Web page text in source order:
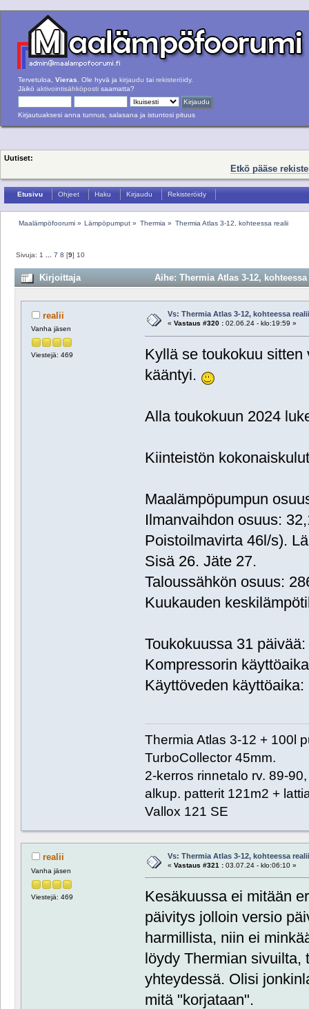
Tervetuloa, Vieras . Ole hyvä ja kirjaudu tai rekisteröidy.
Jäikö aktivointisähköposti saamatta?
Kirjautuaksesi anna tunnus, salasana ja istuntosi pituus
Uutiset:
Etkö pääse
Etusivu Ohjeet Haku Kirjaudu Rekisteröidy
Maalämpöfoorumi» Lämpöpumput » Thermia » Thermia Atlas 3-12, kohteessa realii
Sivuja: 1 ...7 8 [9] 10
Kirjoittaja Aihe: Thermia Atlas 3-12,
realii
Vanha jäsen
Viestejä: 469
Vs: Thermia Atlas 3-12, kohteessa realii
« Vastaus #320 :02.06.24 - klo:19:59 »
Kyllä se toukokuu
kääntyi.
Alla toukokuun 2024
Kiinteistön
Maalämpöpumpun
Ilmanvaihdon osuus:
Poistoilmavirta 46l/s).
Sisä 26. Jäte 27.
Taloussähkön osuus:
Kuukauden
Toukokuussa 31
Kompressorin
Käyttöveden käyttöaika:
Thermia Atlas 3-12 + 100l
TurboCollector 45mm.
2-kerros rinnetalo rv. 89-
alkup. patterit 121m2 +
Vallox 121 SE
realii
Vanha jäsen
Viestejä: 469
Vs: Thermia Atlas 3-12, kohteessa realii
« Vastaus #321 :03.07.24 - klo:06:10 »
Kesäkuussa ei mitään
päivitys jolloin versio
harmillista, niin ei
löydy Thermian sivuilta,
yhteydessä. Olisi
mitä "korjataan".